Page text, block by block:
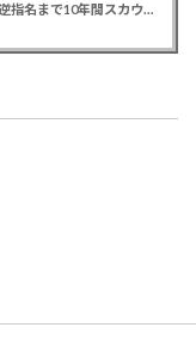
緒方孝市カープドラ3指名で青学出禁！澤﨑俊和の逆指名まで10年間スカウト出禁